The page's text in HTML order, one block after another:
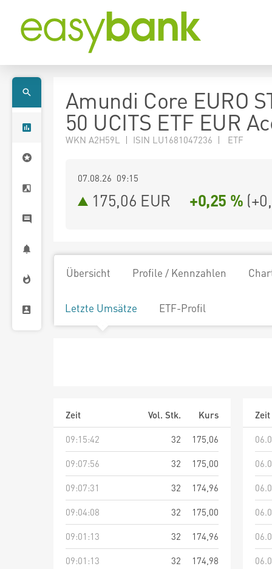
Amundi Core EURO
50 UCITS ETF EUR
WKN A2H59L | ISIN LU1681047236 | ETF
07.08.26 09:15
175,06 EUR +0,25 % (
Übersicht Profile / Kennzahlen
Letzte Umsätze ETF-Profil
Zeit Vol. Stk.
Kurs
09:15:42
32
175,06
09:07:56
32
175,00
09:07:31
32
174,96
09:04:08
32
175,00
09:01:13
32
174,96
09:01:13
32
174,98
Zeit